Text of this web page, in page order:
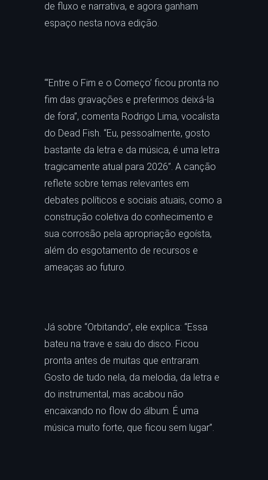
de fluxo e narrativa, e agora ganham
espaço nesta nova edição.
“‘Entre o Fim e o Começo’ ficou pronta no
fim das gravações e preferimos deixá-la
de fora”, comenta Rodrigo Lima, vocalista
do Dead Fish. “Eu, pessoalmente, gosto
bastante da letra e da música, é uma letra
tragicamente atual para 2026”. A canção
reflete sobre temas relevantes em
debates políticos e sociais atuais, como a
construção coletiva do conhecimento e
sua corrosão pela apropriação egoísta,
além do esgotamento de recursos e
ameaças ao futuro.
Já sobre “Orbitando”, ele explica: “Essa
bateu na trave e saiu do disco. Ficou
pronta antes de muitas que entraram.
Gosto de tudo nela, da melodia, da letra e
do instrumental, mas acabou não
encaixando no flow do álbum. É uma
música muito forte, que ficou sem lugar”.